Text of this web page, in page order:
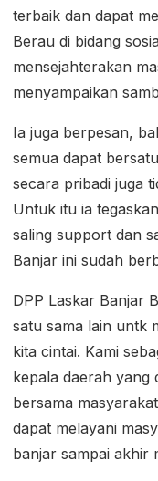
terbaik dan dapat
Berau di bidang
mensejahterakan
menyampaikan
Ia juga berpesan,
semua dapat
secara pribadi juga
Untuk itu ia
saling support dan
Banjar ini sudah
DPP Laskar Banjar
satu sama lain untk
kita cintai. Kami
kepala daerah yang
bersama
dapat melayani
banjar sampai akhir